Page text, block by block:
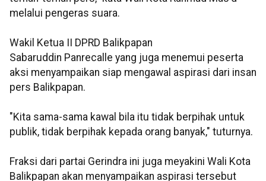
melalui pengeras suara.
Wakil Ketua II DPRD Balikpapan
Sabaruddin Panrecalle yang juga menemui peserta
aksi menyampaikan siap mengawal aspirasi dari insan
pers Balikpapan.
"Kita sama-sama kawal bila itu tidak berpihak untuk
publik, tidak berpihak kepada orang banyak," tuturnya.
Fraksi dari partai Gerindra ini juga meyakini Wali Kota
Balikpapan akan menyampaikan aspirasi tersebut